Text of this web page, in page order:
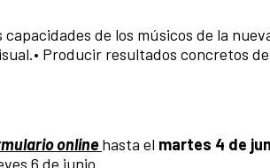
de los músicos de la
Producir resultados concretos
onlinehasta el martes 4 de
6 de junio.